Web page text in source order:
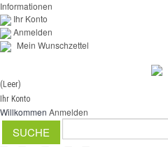
Informationen
Ihr Konto
Anmelden
Mein Wunschzettel
(Leer)
Ihr Konto
Willkommen Anmelden